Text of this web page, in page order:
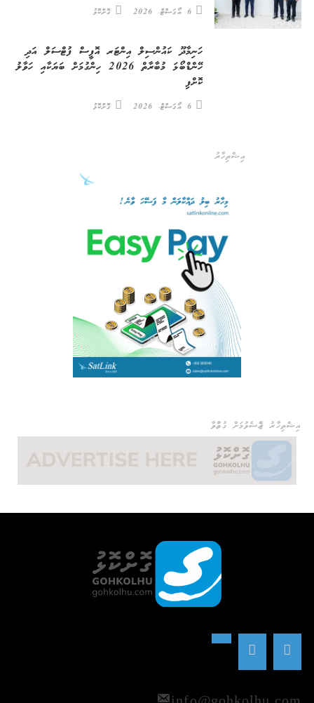
6 އޯގަސްޓް، 2026 ގޮށްކޮޅު
ހަނިމާދޫ ކައުންސިލް އިންޓަރ އޮފީސް ފުޓްސަލް އަދި
ހޭންޑްބޯޅަ މުބާރާތް 2026 ހިންގުމަށް ބަޔަކާއި ހަވާލު
ކޮށްފި
6 އޯގަސްޓް، 2026 ގޮށްކޮޅު
އިޝްތިހާރު
އިޝްތިހާރު ޖެއްސެވުމަށް ގުޅުއްވާ
info@gohkolhu.com